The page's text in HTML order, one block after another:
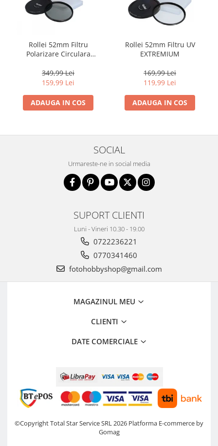
Rollei 52mm Filtru
Polarizare Circulara
349,99 Lei
159,99 Lei
ADAUGA IN COS
Rollei 52mm Filtru UV
EXTREMIUM
169,99 Lei
119,99 Lei
ADAUGA IN COS
SOCIAL
Urmareste-ne in social media
SUPORT CLIENTI
Luni - Vineri 10.30 - 19.00
0722236221
0770341460
fotohobbyshop@gmail.com
MAGAZINUL MEU
CLIENTI
DATE COMERCIALE
©Copyright Total Star Service SRL 2026 Platforma E-commerce by
Gomag